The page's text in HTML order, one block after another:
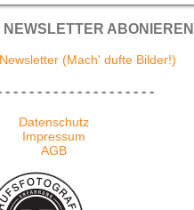
ABONIEREN
(Mach' dufte Bilder!)
- - - - - - - - - - - - - - - - - - -
Datenschutz
Impressum
AGB